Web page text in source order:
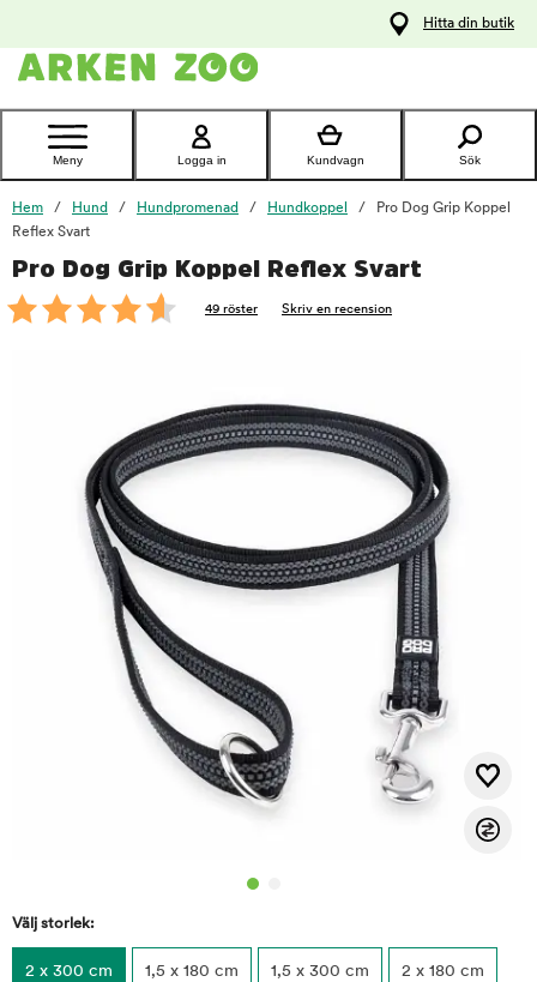
Kontakta
Hitta din butik
Meny Logga in Kundvagn Sök
Hem Hund Hundpromenad Hundkoppel
Pro Dog Grip Koppel
Reflex Svart
Pro Dog Grip Koppel Reflex Svart
49 röster Skriv en recension
Välj storlek:
2 x 300 cm 1,5 x 180 cm 1,5 x 300 cm 2 x 180 cm
foo